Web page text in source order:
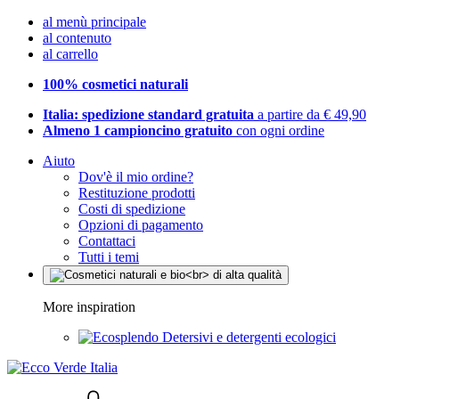
al menù principale
al contenuto
al carrello
100% cosmetici naturali
Italia: spedizione standard gratuita a partire da € 49,90
Almeno 1 campioncino gratuito con ogni ordine
Aiuto
Dov'è il mio ordine?
Restituzione prodotti
Costi di spedizione
Opzioni di pagamento
Contattaci
Tutti i temi
More inspiration
Detersivi e detergenti ecologici